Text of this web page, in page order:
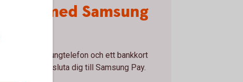
Betala med Samsung
du en Samsungtelefon och ett bankkort
kan ansluta dig till Samsung Pay.